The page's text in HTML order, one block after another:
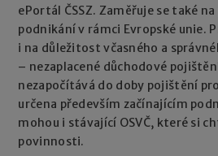
ePortál ČSSZ. Zaměřuje se také
podnikání v rámci Evropské unie.
i na důležitost včasného a
– nezaplacené důchodové
nezapočítává do doby pojištění
určena především začínajícím
mohou i stávající OSVČ, které si
povinnosti.